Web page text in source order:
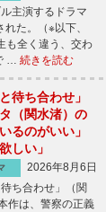
主演するドラマ
た。（※以下、
も全く違う、交わ
… 続きを読む
待ち合わせ」
（関水渚）の
るのがいい」
しい」
2026年8月6日
ち合わせ」（関
作は、警察の正義